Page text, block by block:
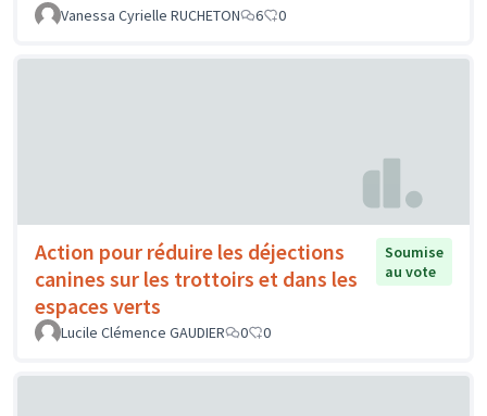
Vanessa Cyrielle RUCHETON
6 0
Action pour réduire les déjections
canines sur les trottoirs et dans les
espaces verts
Soumise
au vote
Lucile Clémence GAUDIER 0 0